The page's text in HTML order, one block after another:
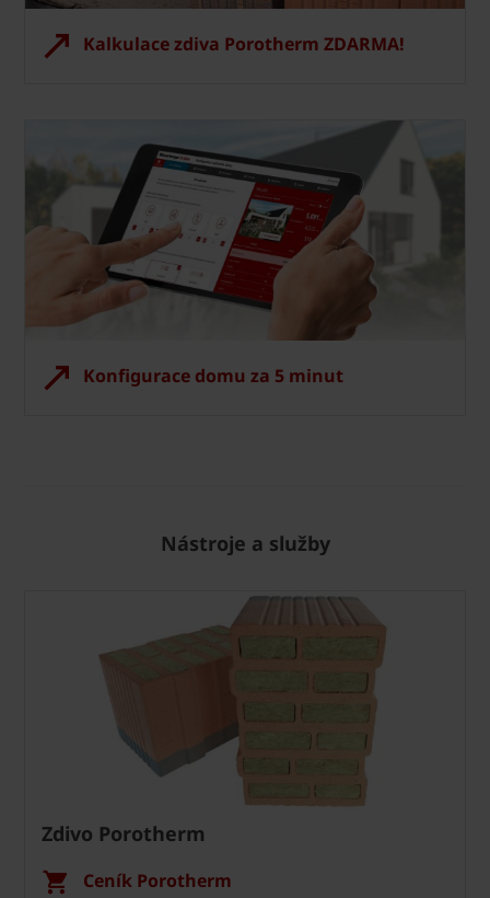
Kalkulace zdiva Porotherm ZDARMA!
Konfigurace domu za 5 minut
Nástroje a služby
Zdivo Porotherm
Ceník Porotherm